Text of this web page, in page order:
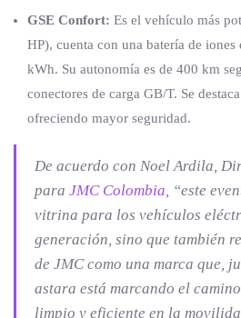
GSE Confort: Es el vehículo más
HP), cuenta con una batería de
kWh. Su autonomía es de 400 km
conectores de carga GB/T. Se
ofreciendo mayor seguridad.
De acuerdo con Noel Ardila,
para JMC Colombia, “este
vitrina para los vehículos
generación, sino que también
de JMC como una marca que,
astara está marcando el
limpio y eficiente en la